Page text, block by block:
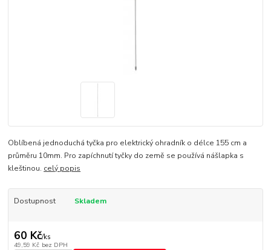
Oblíbená jednoduchá tyčka pro elektrický ohradník o délce 155 cm a
průměru 10mm. Pro zapíchnutí tyčky do země se používá nášlapka s
kleštinou. celý popis
Dostupnost Skladem
60 Kč/ks
49,59 Kč bez DPH